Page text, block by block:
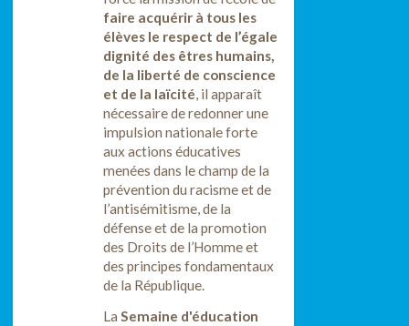
faire acquérir à tous les
élèves le respect de l’égale
dignité des êtres humains,
de la liberté de conscience
et de la laïcité, il apparaît
nécessaire de redonner une
impulsion nationale forte
aux actions éducatives
menées dans le champ de la
prévention du racisme et de
l’antisémitisme, de la
défense et de la promotion
des Droits de l’Homme et
des principes fondamentaux
de la République.
La Semaine d'éducation